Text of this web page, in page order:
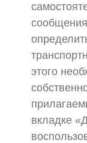
этого
вкладке